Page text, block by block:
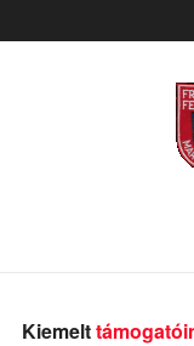
Kiemelt